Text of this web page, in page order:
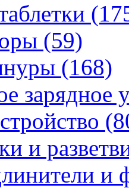
(59)
(168)
зарядное
и
и